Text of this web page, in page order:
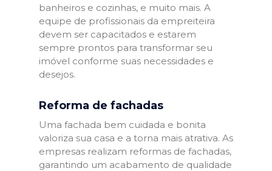
banheiros e cozinhas, e muito mais. A
equipe de profissionais da empreiteira
devem ser capacitados e estarem
sempre prontos para transformar seu
imóvel conforme suas necessidades e
desejos.
Reforma de fachadas
Uma fachada bem cuidada e bonita
valoriza sua casa e a torna mais atrativa. As
empresas realizam reformas de fachadas,
garantindo um acabamento de qualidade